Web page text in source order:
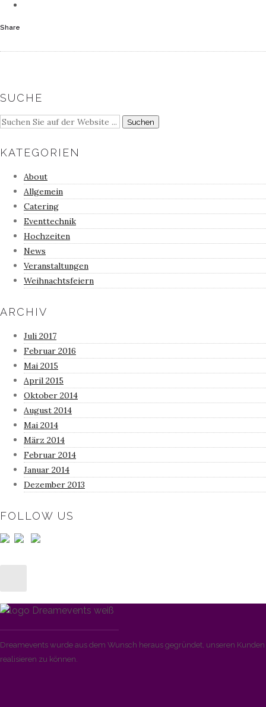
Share
SUCHE
KATEGORIEN
About
Allgemein
Catering
Eventtechnik
Hochzeiten
News
Veranstaltungen
Weihnachtsfeiern
ARCHIV
Juli 2017
Februar 2016
Mai 2015
April 2015
Oktober 2014
August 2014
Mai 2014
März 2014
Februar 2014
Januar 2014
Dezember 2013
FOLLOW US
Dreamevents wurde aus dem Wunsch heraus gegründet, unseren
realisieren zu können.